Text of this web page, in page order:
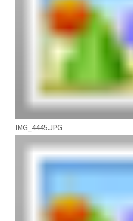
IMG_4445.JPG